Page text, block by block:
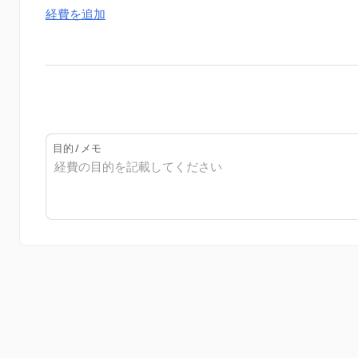
経費を追加
目的 / メモ